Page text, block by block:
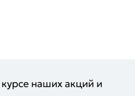
курсе наших акций и